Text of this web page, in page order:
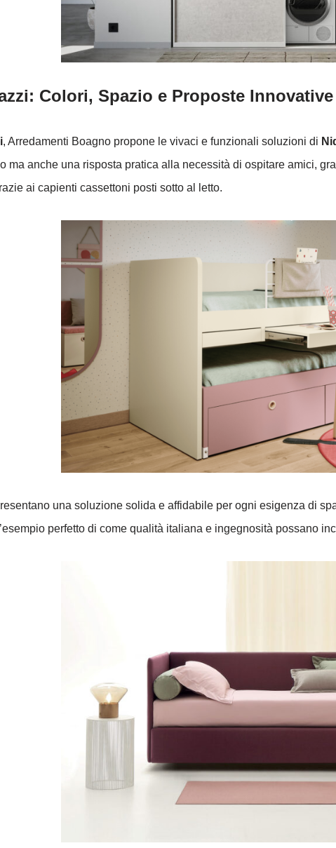
Colori, Spazio e Proposte Innovative
, Arredamenti Boagno propone le vivaci e funzionali soluzioni di
ma anche una risposta pratica alla necessità di ospitare amici,
ai capienti cassettoni posti sotto al letto.
una soluzione solida e affidabile per ogni esigenza di
perfetto di come qualità italiana e ingegnosità possano